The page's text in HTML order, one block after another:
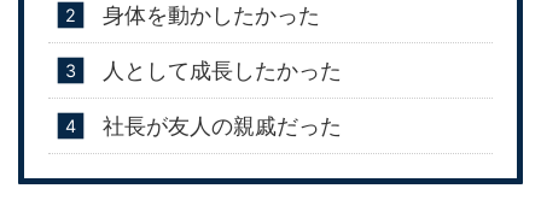
身体を動かしたかった
人として成長したかった
社長が友人の親戚だった